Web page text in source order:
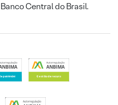
Central do Brasil.